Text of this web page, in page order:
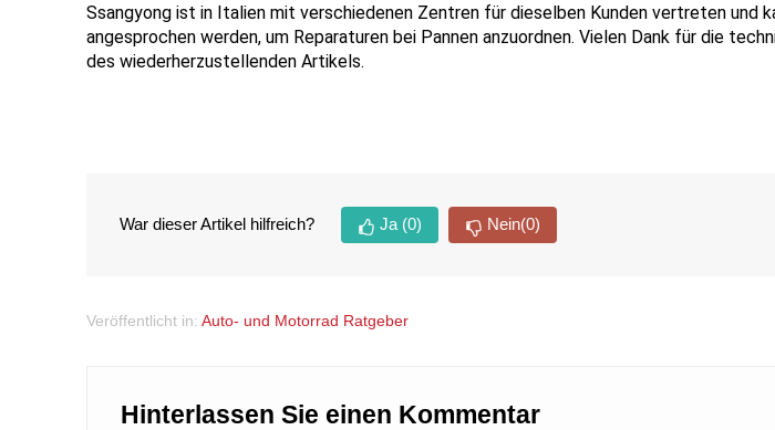
Ssangyong ist in Italien mit verschiedenen Zentren für dieselben Kunden vertreten und
angesprochen werden, um Reparaturen bei Pannen anzuordnen. Vielen Dank für die
des wiederherzustellenden Artikels.
War dieser Artikel hilfreich? Ja (0) Nein(0)
Veröffentlicht in:Auto- und Motorrad Ratgeber
Hinterlassen Sie einen Kommentar